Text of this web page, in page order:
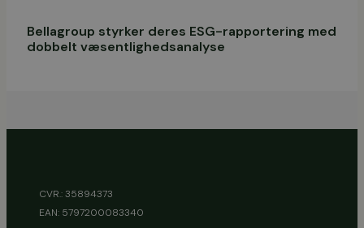
Bellagroup styrker deres ESG-rapportering med
dobbelt væsentlighedsanalyse
CVR.: 35894373
EAN: 5797200083340